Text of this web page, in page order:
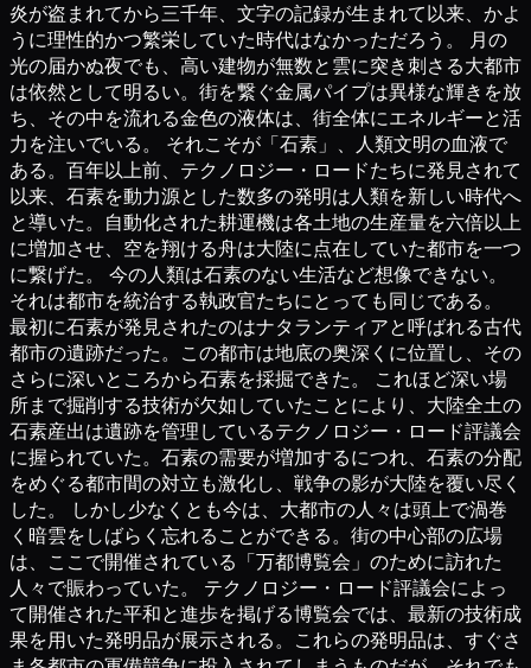
炎が盗まれてから三千年、文字の記録が生まれて以来、かよ
うに理性的かつ繁栄していた時代はなかっただろう。 月の
光の届かぬ夜でも、高い建物が無数と雲に突き刺さる大都市
は依然として明るい。街を繋ぐ金属パイプは異様な輝きを放
ち、その中を流れる金色の液体は、街全体にエネルギーと活
力を注いでいる。 それこそが「石素」、人類文明の血液で
ある。百年以上前、テクノロジー・ロードたちに発見されて
以来、石素を動力源とした数多の発明は人類を新しい時代へ
と導いた。自動化された耕運機は各土地の生産量を六倍以上
に増加させ、空を翔ける舟は大陸に点在していた都市を一つ
に繋げた。 今の人類は石素のない生活など想像できない。
それは都市を統治する執政官たちにとっても同じである。
最初に石素が発見されたのはナタランティアと呼ばれる古代
都市の遺跡だった。この都市は地底の奥深くに位置し、その
さらに深いところから石素を採掘できた。 これほど深い場
所まで掘削する技術が欠如していたことにより、大陸全土の
石素産出は遺跡を管理しているテクノロジー・ロード評議会
に握られていた。石素の需要が増加するにつれ、石素の分配
をめぐる都市間の対立も激化し、戦争の影が大陸を覆い尽く
した。 しかし少なくとも今は、大都市の人々は頭上で渦巻
く暗雲をしばらく忘れることができる。街の中心部の広場
は、ここで開催されている「万都博覧会」のために訪れた
人々で賑わっていた。 テクノロジー・ロード評議会によっ
て開催された平和と進歩を掲げる博覧会では、最新の技術成
果を用いた発明品が展示される。これらの発明品は、すぐさ